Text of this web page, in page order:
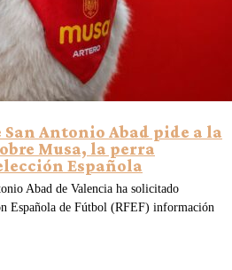
Antonio Abad pide a la
Musa, la perra
Española
Abad de Valencia ha solicitado
Española de Fútbol (RFEF) información